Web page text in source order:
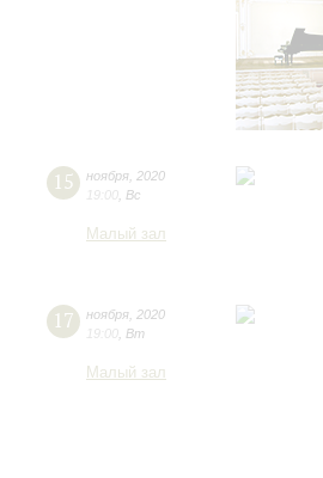
15 ноября 2020
19:00 Вс
Малый зал
17 ноября 2020
19:00 Вт
Малый зал